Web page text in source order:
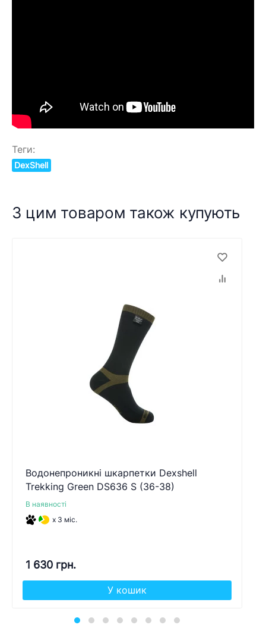
Теги:
DexShell
З цим товаром також купують
Водонепроникні шкарпетки Dexshell
Trekking Green DS636 S (36-38)
В наявності
x 3 міс.
1 630 грн.
У кошик